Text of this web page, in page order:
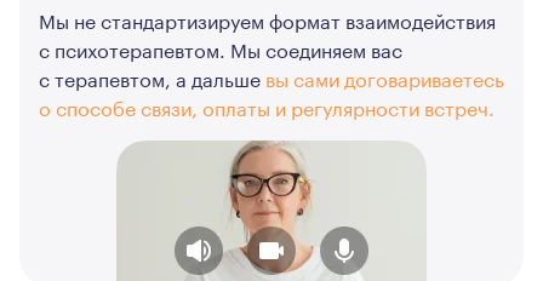
Мы не стандартизируем формат взаимодействия
с психотерапевтом. Мы соединяем вас
с терапевтом, а дальше вы сами договариваетесь
о способе связи, оплаты и регулярности встреч.